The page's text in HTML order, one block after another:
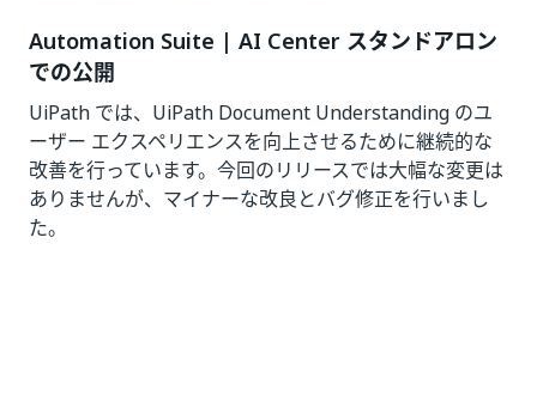
Automation Suite | AI Center スタンドアロン
での公開
UiPath では、UiPath Document Understanding のユ
ーザー エクスペリエンスを向上させるために継続的な
改善を行っています。今回のリリースでは大幅な変更は
ありませんが、マイナーな改良とバグ修正を行いまし
た。